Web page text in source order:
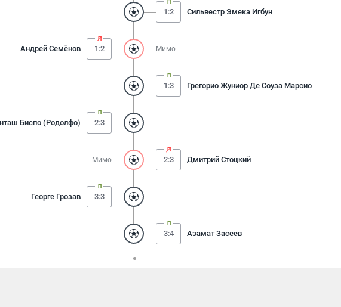
1:2 Сильвестр Эмека Игбун
Андрей Семёнов 1:2 Мимо
1:3 Грегорио Жуниор Де Соуза Марсио
Биспо (Родолфо) 2:3
Мимо 2:3 Дмитрий Стоцкий
Георге Грозав 3:3
3:4 Азамат Засеев